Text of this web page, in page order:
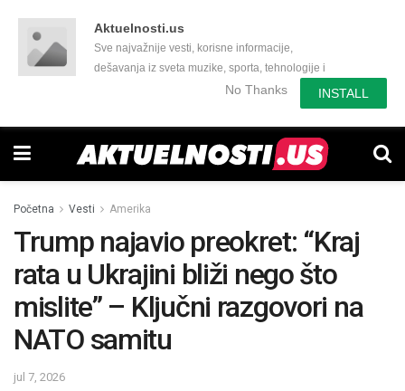
Aktuelnosti.us
Sve najvažnije vesti, korisne informacije,
dešavanja iz sveta muzike, sporta, tehnologije i
još mnogo toga zanimljivog.No Thanks INSTALL
Početna Vesti Amerika
Trump najavio preokret: “Kraj
rata u Ukrajini bliži nego što
mislite” – Ključni razgovori na
NATO samitu
jul 7, 2026